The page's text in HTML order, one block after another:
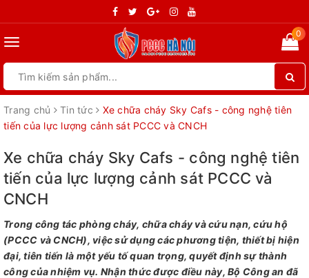
Toggle
0
Trang chủ Tin tức
Xe chữa cháy Sky Cafs - công nghệ tiên
tiến của lực lượng cảnh sát PCCC và CNCH
Xe chữa cháy Sky Cafs - công nghệ tiên
tiến của lực lượng cảnh sát PCCC và
CNCH
Trong công tác phòng cháy, chữa cháy và cứu nạn, cứu hộ
(PCCC và CNCH), việc sử dụng các phương tiện, thiết bị hiện
đại, tiên tiến là một yếu tố quan trọng, quyết định sự thành
công của nhiệm vụ. Nhận thức được điều này, Bộ Công an đã